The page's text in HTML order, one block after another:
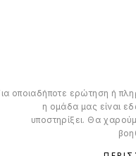
οποιαδήποτε ερώτηση ή
η ομάδα μας είναι
υποστηρίξει. Θα